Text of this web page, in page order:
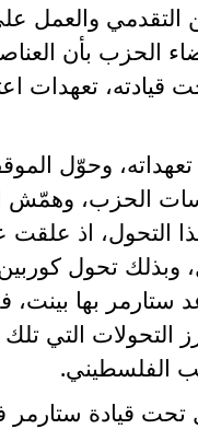
والعمل
الحزب بأن
تعهدات
تعهداته، وحوّل
الحزب، وهمّش
التحول، اذ
وبذلك تحول
ستارمر بها بينت،
التحولات التي
الفلسطيني.
ستارمر في